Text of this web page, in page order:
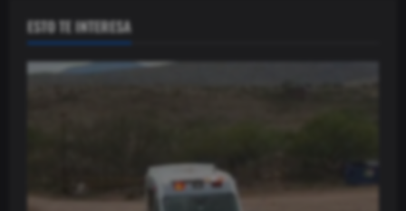
ESTO TE INTERESA